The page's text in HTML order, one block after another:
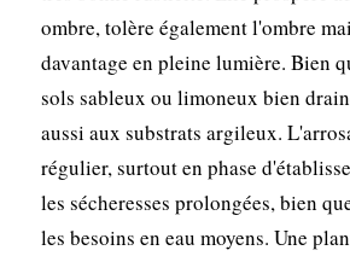
ombre, tolère également l'ombre
davantage en pleine lumière. Bien
sols sableux ou limoneux bien
aussi aux substrats argileux.
régulier, surtout en phase
les sécheresses prolongées, bien
les besoins en eau moyens. Une